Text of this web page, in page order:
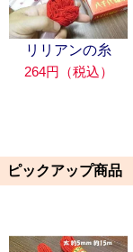
リリアンの糸
264円（税込）
ピックアップ商品